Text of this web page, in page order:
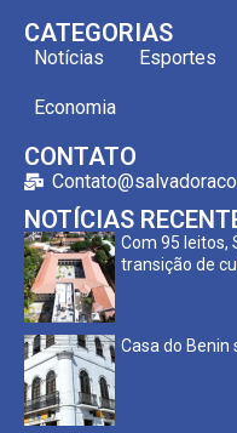
CATEGORIAS
Notícias Esportes
Economia
CONTATO
NOTÍCIAS
Com 95 leitos,
transição de
Casa do